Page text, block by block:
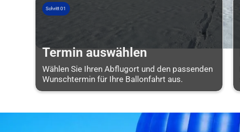
Schritt 01
Termin auswählen
Wählen Sie Ihren Abflugort und den passenden
Wunschtermin für Ihre Ballonfahrt aus.